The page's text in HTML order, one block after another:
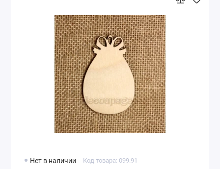
Нет в наличии Код товара: 099.91